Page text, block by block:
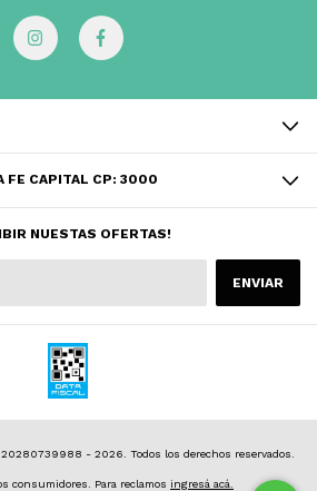
FE CAPITAL CP: 3000
NUESTAS OFERTAS!
- 2026. Todos los derechos reservados.
consumidores. Para reclamos ingresá acá.